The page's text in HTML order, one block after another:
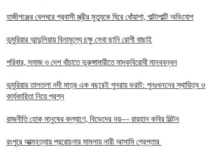
হাজীগঞ্জের বেলঘরে প্রবাসী স্ত্রীর মৃত্যুকে ঘিরে ধোঁয়াশা, পাল্টাপাল্টি অভিযোগ
ডুমুরিয়ার আন্দুলিয়ায় বিনামূল্যে চক্ষু সেবা ছানি রোগী বাছাই
পরিবার, সমাজ ও দেশ বাঁচাতে ভূরুঙ্গামারীতে মাদকবিরোধী মানববন্ধন
ডুমুরিয়ার তালতলা নদী মাত্র এক বছরেই পুনরায় ভরাট: পুনঃখননের স্থায়িত্ব ও
কার্যকারিতা নিয়ে প্রশ্ন
রাজনীতি হোক মানুষের কল্যাণে, বিভেদের নয়— রায়হান কবির মিল্টন
রংপুরে আত্মহত্যায় প্ররোচনার মামলায় নারী আসামি গ্রেপ্তার ‎